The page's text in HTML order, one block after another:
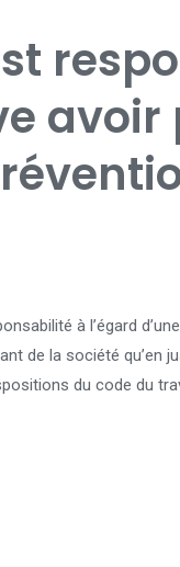
avoir
à l’égard
de la société qu’en
du code du